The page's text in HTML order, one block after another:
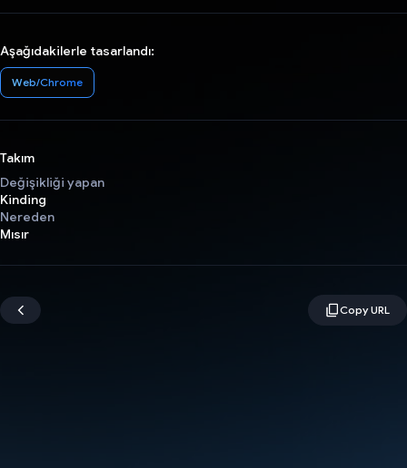
Aşağıdakilerle tasarlandı:
Web/Chrome
Takım
Değişikliği yapan
Kinding
Nereden
Mısır